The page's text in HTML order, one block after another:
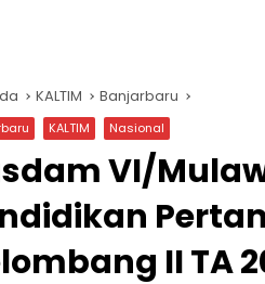
KALTIM Banjarbaru
KALTIM Nasional
VI/
II TA